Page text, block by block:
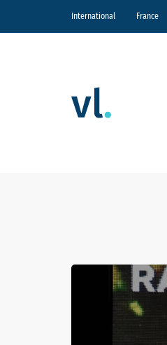
International France